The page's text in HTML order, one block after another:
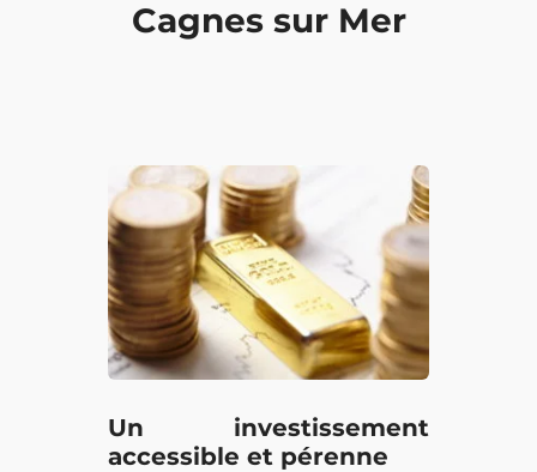
Cagnes sur Mer
Un investissement
accessible et pérenne